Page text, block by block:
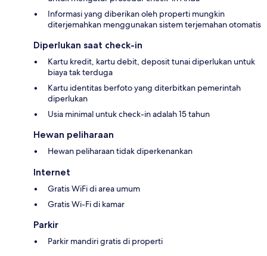
Informasi yang diberikan oleh properti mungkin
diterjemahkan menggunakan sistem terjemahan otomatis
Diperlukan saat check-in
Kartu kredit, kartu debit, deposit tunai diperlukan untuk
biaya tak terduga
Kartu identitas berfoto yang diterbitkan pemerintah
diperlukan
Usia minimal untuk check-in adalah 15 tahun
Hewan peliharaan
Hewan peliharaan tidak diperkenankan
Internet
Gratis WiFi di area umum
Gratis Wi-Fi di kamar
Parkir
Parkir mandiri gratis di properti